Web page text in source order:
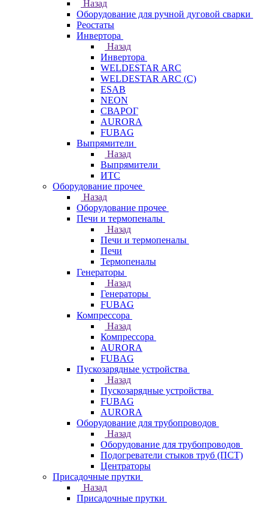
Назад
Оборудование для ручной дуговой сварки
Реостаты
Инвертора
Назад
Инвертора
WELDESTAR ARC
WELDESTAR ARC (С)
ESAB
NEON
СВАРОГ
AURORA
FUBAG
Выпрямители
Назад
Выпрямители
ИТС
Оборудование прочее
Назад
Оборудование прочее
Печи и термопеналы
Назад
Печи и термопеналы
Печи
Термопеналы
Генераторы
Назад
Генераторы
FUBAG
Компрессора
Назад
Компрессора
AURORA
FUBAG
Пускозарядные устройства
Назад
Пускозарядные устройства
FUBAG
AURORA
Оборудование для трубопроводов
Назад
Оборудование для трубопроводов
Подогреватели стыков труб (ПСТ)
Центраторы
Присадочные прутки
Назад
Присадочные прутки